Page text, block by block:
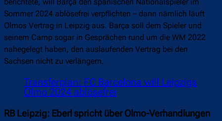
Sommer 2024 ablösefrei verpflichten – dann nämlich läuft
Olmos Vertrag in Leipzig aus. Barça soll dem Spieler und
seinem Camp sogar in Gesprächen rund um die WM 2022
nahegelegt haben, den auslaufenden Vertrag bei den
Sachsen nicht zu verlängern.
Transferplan: FC Barcelona will Leipzigs
Olmo 2024 ablösefrei
RB Leipzig: Eberl spricht über Olmo-Verhandlungen